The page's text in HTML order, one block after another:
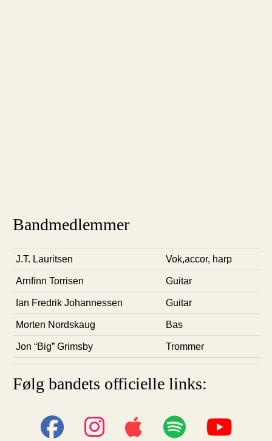
Bandmedlemmer
J.T. Lauritsen Vok,accor, harp
Arnfinn Torrisen Guitar
Ian Fredrik Johannessen Guitar
Morten Nordskaug Bas
Jon “Big” Grimsby Trommer
Følg bandets officielle links: